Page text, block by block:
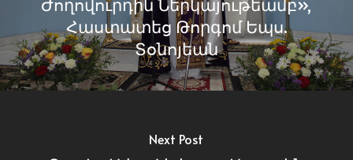
Հաստատեց Թորգոմ Եպս.
Տօնոյեան
Next Post